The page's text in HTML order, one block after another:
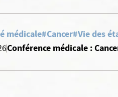
médicale#Cancer#Vie des
Conférence médicale :